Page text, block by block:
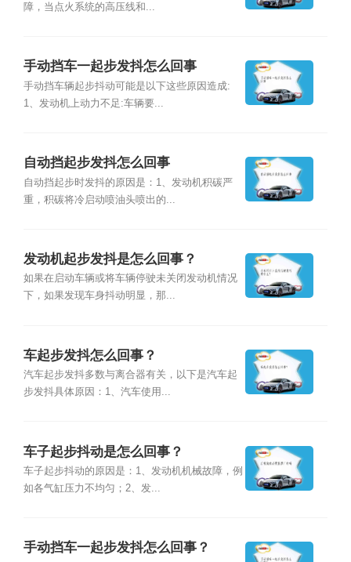
障，当点火系统的高压线和...
手动挡车一起步发抖怎么回事
手动挡车辆起步抖动可能是以下这些原因造成:
1、发动机上动力不足:车辆要...
自动挡起步发抖怎么回事
自动挡起步时发抖的原因是：1、发动机积碳严
重，积碳将冷启动喷油头喷出的...
发动机起步发抖是怎么回事？
如果在启动车辆或将车辆停驶未关闭发动机情况
下，如果发现车身抖动明显，那...
车起步发抖怎么回事？
汽车起步发抖多数与离合器有关，以下是汽车起
步发抖具体原因：1、汽车使用...
车子起步抖动是怎么回事？
车子起步抖动的原因是：1、发动机机械故障，例
如各气缸压力不均匀；2、发...
手动挡车一起步发抖怎么回事？